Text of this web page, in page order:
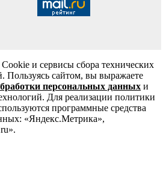
и сервисы сбора технических
Пользуясь сайтом, вы выражаете
персональных данных и
Для реализации политики
программные средства
«Яндекс.Метрика»,